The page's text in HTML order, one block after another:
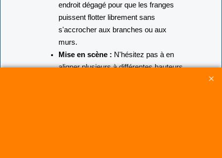
endroit dégagé pour que les franges
puissent flotter librement sans
s'accrocher aux branches ou aux
murs.
Mise en scène : N'hésitez pas à en
aligner plusieurs à différentes hauteurs